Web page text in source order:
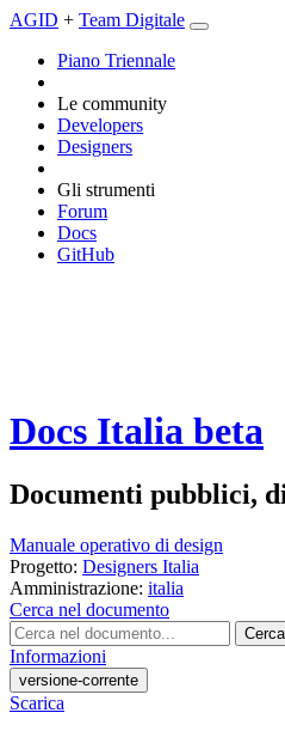
AGID + Team Digitale
Piano Triennale
Le community
Developers
Designers
Gli strumenti
Forum
Docs
GitHub
Docs Italia beta
Documenti pubblici,
Manuale operativo di design
Progetto: Designers Italia
Amministrazione: italia
Cerca nel documento
Informazioni
versione-corrente
Scarica